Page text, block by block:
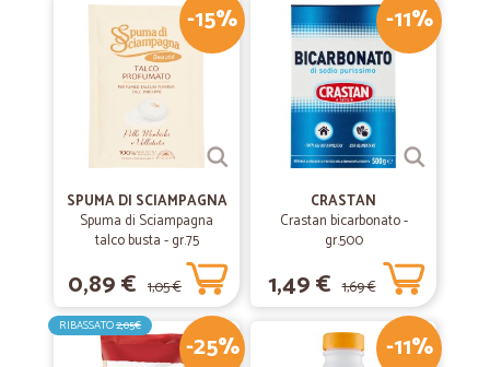
-15%
SPUMA DI SCIAMPAGNA
Spuma di Sciampagna
talco busta - gr.75
0,89 € 1,05 €
-11%
CRASTAN
Crastan bicarbonato -
gr.500
1,49 € 1,69 €
-25%
RIBASSATO2,05€
-11%